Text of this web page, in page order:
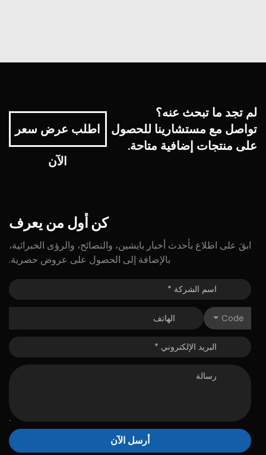
لم تجد ما تبحث عنه؟
تواصل مع مستشارينا للحصول
على منتجات إضافية متاحة.
اطلب عرض سعر
الآن
كنأول من يعرف
ابقَ على اطلاع بأحدث أخبار بايشين، والنصائح، والرؤى الخبرائية،
بالإضافة إلى الحصول على عروض حصرية.
Code
أرسل الآن